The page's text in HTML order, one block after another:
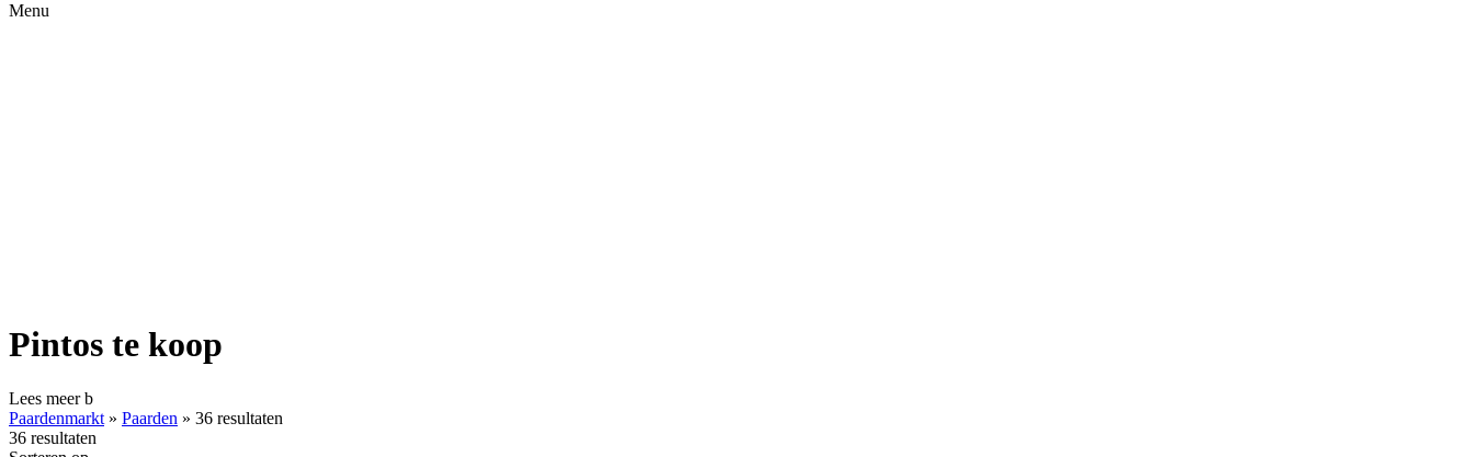
Menu
Pintos te koop
Lees meerb
Paardenmarkt » Paarden » 36 resultaten
36 resultaten